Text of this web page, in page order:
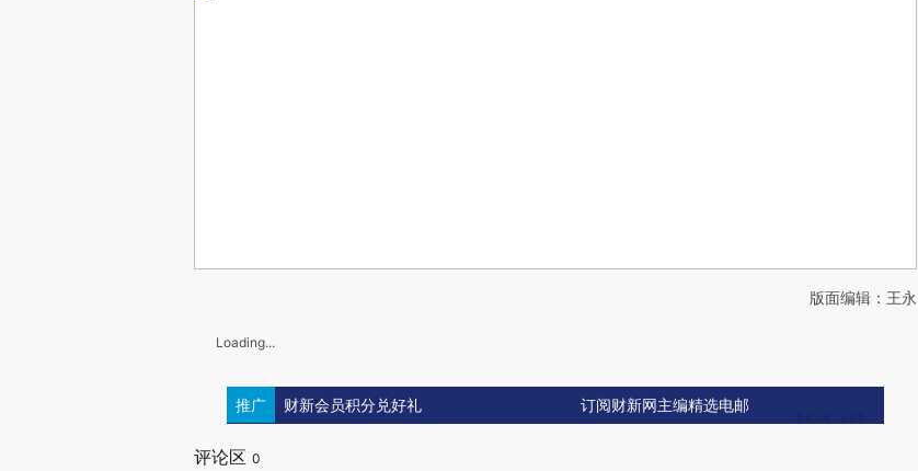
版面编辑：王永
Loading...
推广 财新会员积分兑好礼 订阅财新网主编精选电邮
评论区 0